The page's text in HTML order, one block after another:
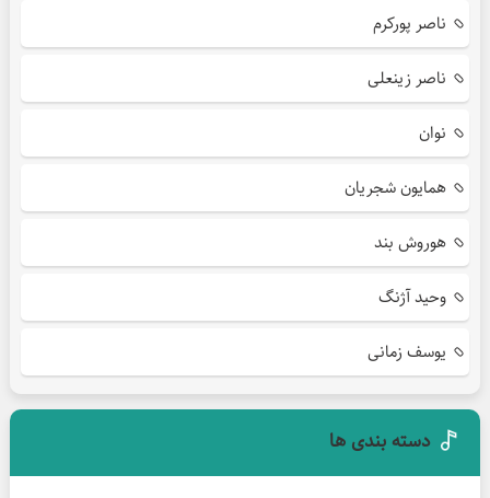
ناصر پورکرم
ناصر زینعلی
نوان
همایون شجریان
هوروش بند
وحید آژنگ
یوسف زمانی
دسته بندی ها